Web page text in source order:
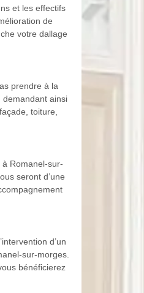
et les effectifs
de
votre dallage
prendre à la
demandant ainsi
toiture,
Romanel-sur-
seront d’une
d’un
sur-morges.
bénéficierez